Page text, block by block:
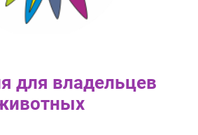
для владельцев